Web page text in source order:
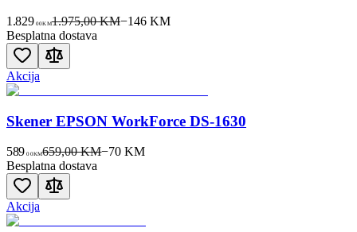
1.829 00KM1.975,00 KM−146KM
Besplatna dostava
Akcija
Skener EPSON WorkForce DS-1630
589 00KM659,00 KM−70 KM
Besplatna dostava
Akcija